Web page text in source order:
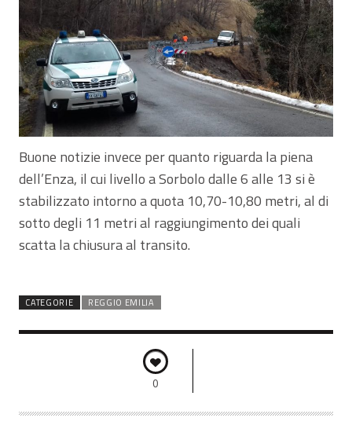
Buone notizie invece per quanto riguarda la piena
dell’Enza, il cui livello a Sorbolo dalle 6 alle 13 si è
stabilizzato intorno a quota 10,70-10,80 metri, al di
sotto degli 11 metri al raggiungimento dei quali
scatta la chiusura al transito.
CATEGORIE REGGIO EMILIA
0